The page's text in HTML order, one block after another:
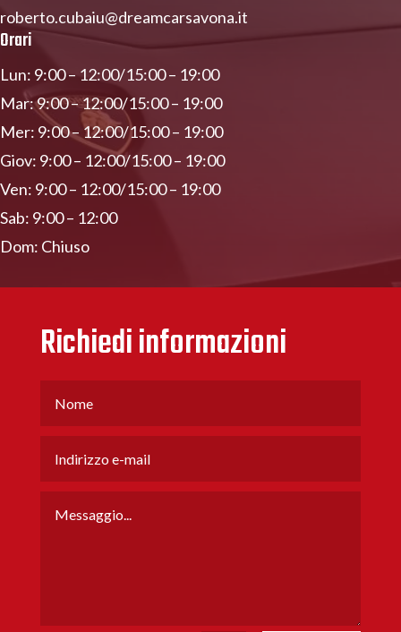
roberto.cubaiu@dreamcarsavona.it
Orari
Lun: 9:00 – 12:00/15:00 – 19:00
Mar: 9:00 – 12:00/15:00 – 19:00
Mer: 9:00 – 12:00/15:00 – 19:00
Giov: 9:00 – 12:00/15:00 – 19:00
Ven: 9:00 – 12:00/15:00 – 19:00
Sab: 9:00 – 12:00
Dom: Chiuso
Richiedi informazioni